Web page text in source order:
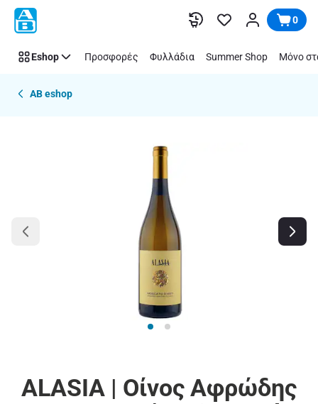
Παράλειψη 0
Eshop Προσφορές Φυλλάδια Summer Shop Μόνο
AB eshop
ALASIA | Οίνος Αφρώδης